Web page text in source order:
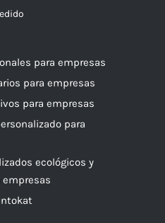
para empresas
para empresas
para empresas
para
ecológicos y